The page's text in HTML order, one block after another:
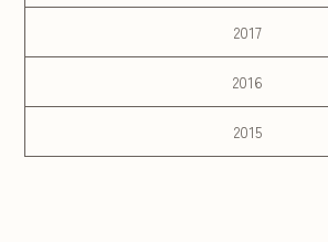
2017
2016
2015